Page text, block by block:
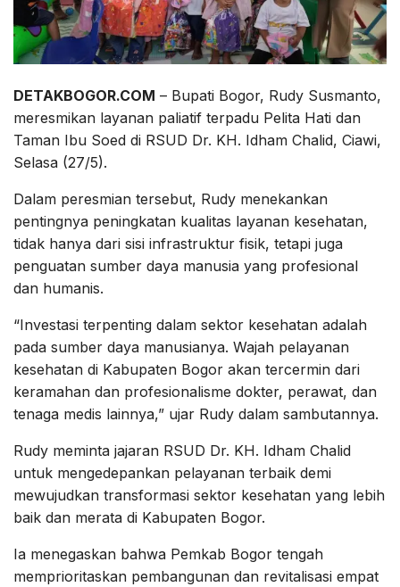
DETAKBOGOR.COM – Bupati Bogor, Rudy Susmanto,
meresmikan layanan paliatif terpadu Pelita Hati dan
Taman Ibu Soed di RSUD Dr. KH. Idham Chalid, Ciawi,
Selasa (27/5).
Dalam peresmian tersebut, Rudy menekankan
pentingnya peningkatan kualitas layanan kesehatan,
tidak hanya dari sisi infrastruktur fisik, tetapi juga
penguatan sumber daya manusia yang profesional
dan humanis.
“Investasi terpenting dalam sektor kesehatan adalah
pada sumber daya manusianya. Wajah pelayanan
kesehatan di Kabupaten Bogor akan tercermin dari
keramahan dan profesionalisme dokter, perawat, dan
tenaga medis lainnya,” ujar Rudy dalam sambutannya.
Rudy meminta jajaran RSUD Dr. KH. Idham Chalid
untuk mengedepankan pelayanan terbaik demi
mewujudkan transformasi sektor kesehatan yang lebih
baik dan merata di Kabupaten Bogor.
Ia menegaskan bahwa Pemkab Bogor tengah
memprioritaskan pembangunan dan revitalisasi empat